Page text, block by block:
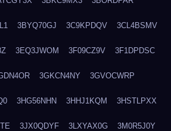
3BYQ70GJ 3C9KPDQV 3CL4BSMV
3EQ3JWOM 3F09CZ9V 3F1DPDSC
3GKCN4NY 3GVOCWRP
3HG56NHN 3HHJ1KQM 3HSTLPXX
3JX0QDYF 3LXYAX0G 3M0R5J0Y